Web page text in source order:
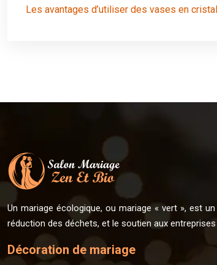
Les avantages d’utiliser des vases en
Un mariage écologique, ou mariage « vert », est
réduction des déchets, et le soutien aux
Décoration de mariage